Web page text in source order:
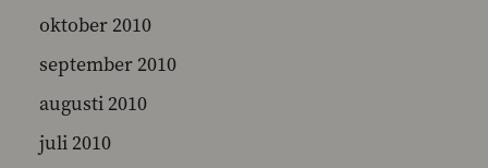
oktober 2010
september 2010
augusti 2010
juli 2010